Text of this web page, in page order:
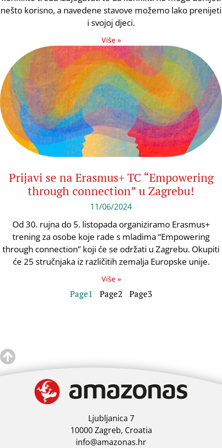
nešto korisno, a navedene stavove možemo lako prenijeti
i svojoj djeci.
Više »
Prijavi se na Erasmus+ TC “Empowering
through connection” u Zagrebu!
11/06/2024
Od 30. rujna do 5. listopada organiziramo Erasmus+
trening za osobe koje rade s mladima “Empowering
through connection” koji će se održati u Zagrebu. Okupiti
će 25 stručnjaka iz različitih zemalja Europske unije.
Više »
Page1 Page2 Page3
Ljubljanica 7
10000 Zagreb, Croatia
info@amazonas.hr